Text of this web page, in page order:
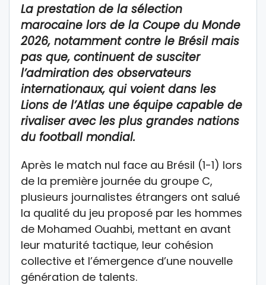
La prestation de la sélection
marocaine lors de la Coupe du Monde
2026, notamment contre le Brésil mais
pas que, continuent de susciter
l’admiration des observateurs
internationaux, qui voient dans les
Lions de l’Atlas une équipe capable de
rivaliser avec les plus grandes nations
du football mondial.
Après le match nul face au Brésil (1-1) lors
de la première journée du groupe C,
plusieurs journalistes étrangers ont salué
la qualité du jeu proposé par les hommes
de Mohamed Ouahbi, mettant en avant
leur maturité tactique, leur cohésion
collective et l’émergence d’une nouvelle
génération de talents.